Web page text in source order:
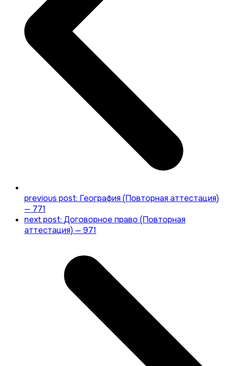
previous post: География (Повторная аттестация)
— 771
next post: Договорное право (Повторная
аттестация) — 971